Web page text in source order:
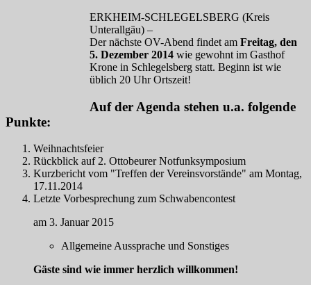
ERKHEIM-SCHLEGELSBERG (Kreis
Unterallgäu) –
Der nächste OV-Abend findet am Freitag, den
5. Dezember 2014 wie gewohnt im Gasthof
Krone in Schlegelsberg statt. Beginn ist wie
üblich 20 Uhr Ortszeit!
Auf der Agenda stehen u.a. folgende
Punkte:
Weihnachtsfeier
Rückblick auf 2. Ottobeurer Notfunksymposium
Kurzbericht vom "Treffen der Vereinsvorstände" am Montag,
17.11.2014
Letzte Vorbesprechung zum Schwabencontest
am 3. Januar 2015
Allgemeine Aussprache und Sonstiges
Gäste sind wie immer herzlich willkommen!